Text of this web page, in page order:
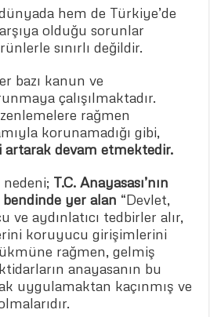
hem de Türkiye’de
olduğu sorunlar
sınırlı değildir.
bazı kanun ve
çalışılmaktadır.
rağmen
korunamadığı gibi,
devam etmektedir.
T.C. Anayasası’nın
yer alan “Devlet,
aydınlatıcı tedbirler alır,
koruyucu girişimlerini
rağmen, gelmiş
anayasanın bu
uygulamaktan kaçınmış ve